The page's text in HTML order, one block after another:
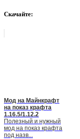
Скачайте:
Мод на Майнкрафт
на показ крафта
1.16.5/1.12.2
Полезный и нужный
мод на показ крафта
под назв...